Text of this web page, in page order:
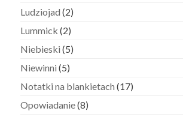
Ludziojad (2)
Lummick (2)
Niebieski (5)
Niewinni (5)
Notatki na blankietach (17)
Opowiadanie(8)